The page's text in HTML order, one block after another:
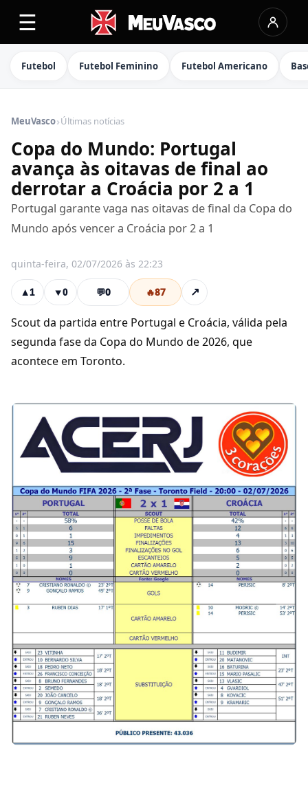
☰
Futebol Futebol Feminino Futebol Americano
MeuVasco›Últimas notícias
Copa do Mundo: Portugal
avança às oitavas de final ao
derrotar a Croácia por 2 a 1
Portugal garante vaga nas oitavas de final da Copa do
Mundo após vencer a Croácia por 2 a 1
quinta-feira, 02/07/2026 às 22:23
▲1 ▼0 💬0 🔥87 ↗
Scout da partida entre Portugal e Croácia, válida pela
segunda fase da Copa do Mundo de 2026, que
acontece em Toronto.